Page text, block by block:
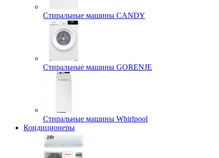
Стиральные машины CANDY
Стиральные машины GORENJE
Стиральные машины Whirlpool
Кондиционеры